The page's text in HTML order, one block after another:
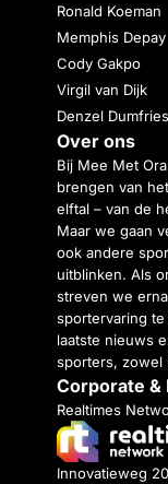
Ronald Koeman
Memphis Depay
Cody Gakpo
Virgil van Dijk
Denzel Dumfries
Over ons
Bij Mee Met
brengen van
elftal – van de
Maar we gaan
ook andere
uitblinken. Als
streven we
sportervaring
laatste nieuws
sporters, zowel
Corporate &
Realtimes
Innovatieweg